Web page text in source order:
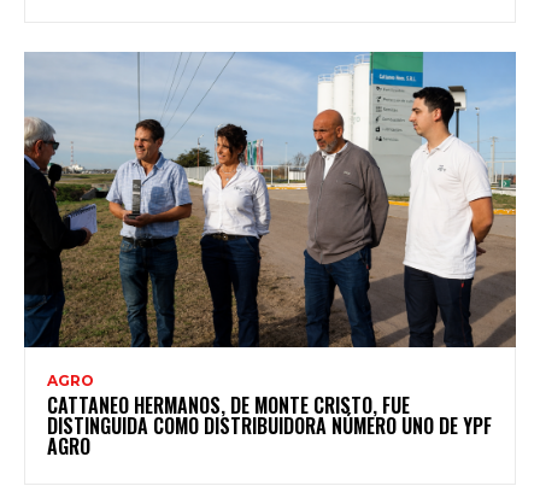
AGRO
CATTANEO HERMANOS, DE MONTE CRISTO, FUE
DISTINGUIDA COMO DISTRIBUIDORA NÚMERO UNO DE YPF
AGRO